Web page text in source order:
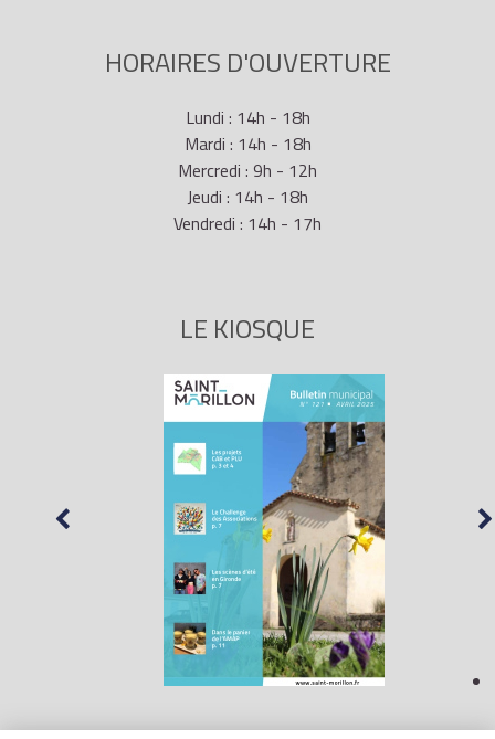
HORAIRES D'OUVERTURE
Lundi : 14h - 18h
Mardi : 14h - 18h
Mercredi : 9h - 12h
Jeudi : 14h - 18h
Vendredi : 14h - 17h
LE KIOSQUE